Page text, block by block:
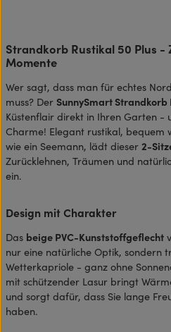
Strandkorb Rustikal 50 Plus -
Momente
Wer sagt, dass man für echtes
muss? Der SunnySmart Strandkorb
Küstenflair direkt in Ihren Garten -
Charme! Elegant rustikal, bequem
wie ein Seemann, lädt dieser 2-
Zurücklehnen, Träumen und
ein.
Design mit Charakter
Das beige PVC-Kunststoffgeflecht
nur eine natürliche Optik, sondern
Wetterkapriole - ganz ohne
mit schützender Lasur bringt
und sorgt dafür, dass Sie lange
haben.